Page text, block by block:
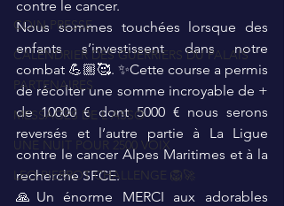
COIN PRESSE
CALENDRIER DES GUERRIERS DU PALAIS
PARTENAIRES
MESSAGES DE L'ASSO
UNE NUIT POUR 2500 VOIX
LEO PIERROT CHALLENGE 🦁🚀
contre le cancer.
Nous sommes touchées lorsque des
enfants s’investissent dans notre
combat 💪🏼🥰. ✨️Cette course a permis
de récolter une somme incroyable de +
de 10000 € dont 5000 € nous serons
reversés et l’autre partie à La Ligue
contre le cancer Alpes Maritimes et à la
recherche SFCE.
🙏Un énorme MERCI aux adorables